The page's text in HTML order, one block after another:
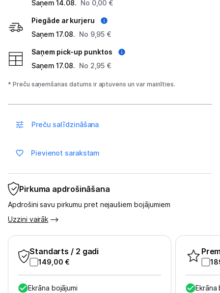
Drukas iekārtas
Biroja piederumi
Telefoni, planšetdatori
Viedierīces
Vēlmju saraksts
Piegāde un apmaksa
Tehnikas izvešana
Saņem 14.08. No 0,00 €
Piegāde ar kurjeru
Saņem 17.08. No 9,95 €
Saņem pick-up punktos
Saņem 17.08. No 2,95 €
* Preču saņemšanas datums ir aptuvens un var mainīties.
Preču salīdzināšana
Pievienot sarakstam
Pirkuma apdrošināšana
Apdrošini savu pirkumu pret nejaušiem bojājumiem
Uzzini vairāk
Standarts / 2 gadi
149,00 €
Ekrāna bojājumi
Ekrāna